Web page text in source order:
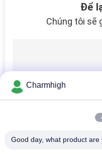
Máy hàn
Để
Chúng tôi sẽ
Charmhigh
Good day, what product